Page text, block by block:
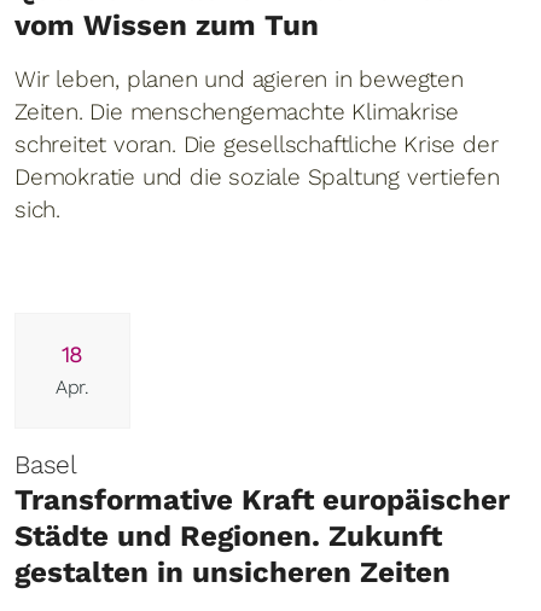
vom Wissen zum Tun
Wir leben, planen und agieren in bewegten
Zeiten. Die menschengemachte Klimakrise
schreitet voran. Die gesellschaftliche Krise der
Demokratie und die soziale Spaltung vertiefen
sich.
18
Apr.
Basel
Transformative Kraft europäischer
Städte und Regionen. Zukunft
gestalten in unsicheren Zeiten